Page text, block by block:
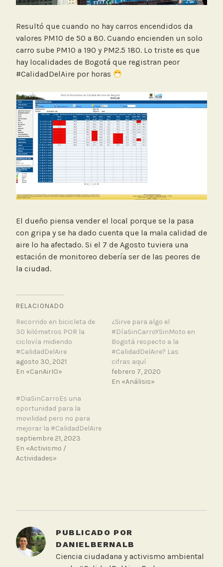
Resultó que cuando no hay carros encendidos da
valores PM10 de 50 a 80. Cuando encienden un solo
carro sube PM10 a 190 y PM2.5 180. Lo triste es que
hay localidades de Bogotá que registran peor
#CalidadDelAire por horas
El dueño piensa vender el local porque se la pasa
con gripa y se ha dado cuenta que la mala calidad de
aire lo ha afectado. Si el 7 de Agosto tuviera una
estación de monitoreo debería ser de las peores de
la ciudad.
RELACIONADO
Recorrido en bicicleta de
30 kilómetros POR la
ciclovía midiendo
#CalidadDelAire
agosto 30, 2021
En «CanAirIO»
¿Sirve para algo el
#DíaSinCarroYSinMoto en
Bogotá respecto a la
#CalidadDelAire? Las
cifras aquí
febrero 7, 2020
En «Análisis»
#DiaSinCarroEs una
oportunidad para la
movilidad pero no para
mejorar la #CalidadDelAire
septiembre 21, 2023
En «Activismo /
Actividades»
e
d
PUBLICADO POR
DANIELBERNALB
Ciencia ciudadana y activismo ambiental